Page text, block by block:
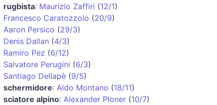
rugbista: Maurizio Zaffiri (12/1)
Francesco Caratozzolo (20/9)
Aaron Persico (29/3)
Denis Dallan (4/3)
Ramiro Pez (6/12)
Salvatore Perugini (6/3)
Santiago Dellapè (9/5)
schermidore: Aldo Montano (18/11)
sciatore alpino: Alexander Ploner (10/7)